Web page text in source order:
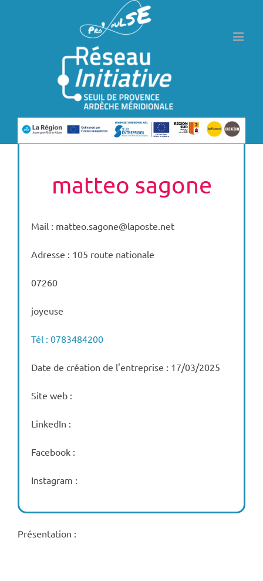
matteo sagone
Mail : matteo.sagone@laposte.net
Adresse : 105 route nationale
07260
joyeuse
Tél : 0783484200
Date de création de l'entreprise : 17/03/2025
Site web :
LinkedIn :
Facebook :
Instagram :
Présentation :